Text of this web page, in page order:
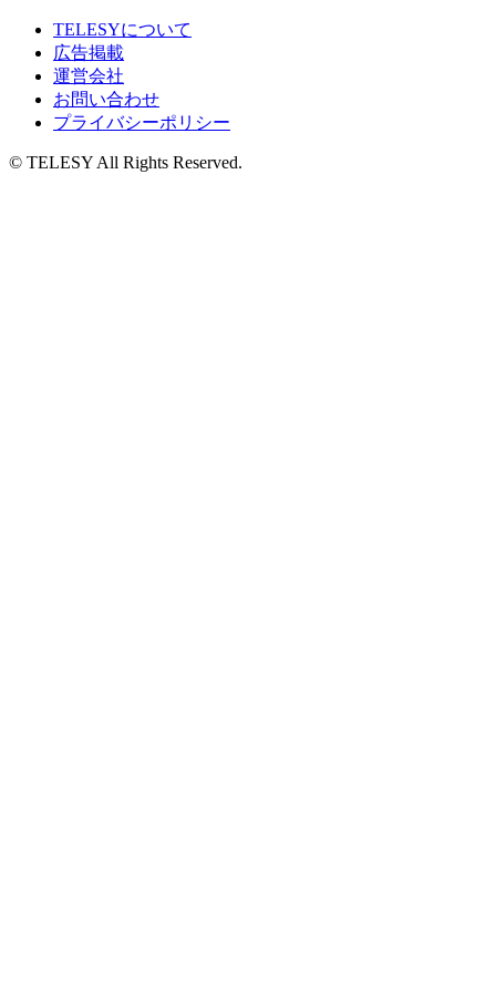
TELESYについて
広告掲載
運営会社
お問い合わせ
プライバシーポリシー
© TELESY All Rights Reserved.